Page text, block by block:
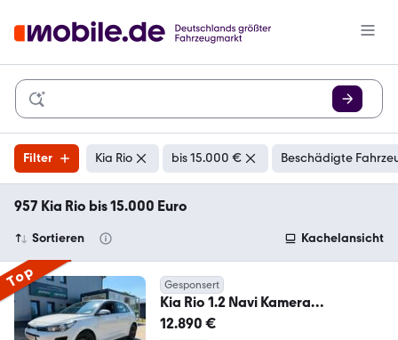
Filter Kia Rio bis 15.000 € Beschädigte
957 Kia Rio bis 15.000 Euro
Sortieren Kachelansicht
Top Gesponsert
Kia Rio 1.2 Navi Kamera
Sitzheizung etc.
12.890 €